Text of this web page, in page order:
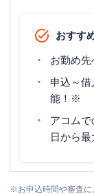
おすす
お勤め先
申込～
能！※
アコム
日から最
※お申込時間や審査に